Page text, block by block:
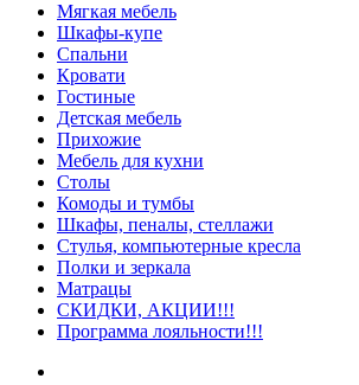
Мягкая мебель
Шкафы-купе
Спальни
Кровати
Гостиные
Детская мебель
Прихожие
Мебель для кухни
Столы
Комоды и тумбы
Шкафы, пеналы, стеллажи
Стулья, компьютерные кресла
Полки и зеркала
Матрацы
СКИДКИ, АКЦИИ!!!
Программа лояльности!!!